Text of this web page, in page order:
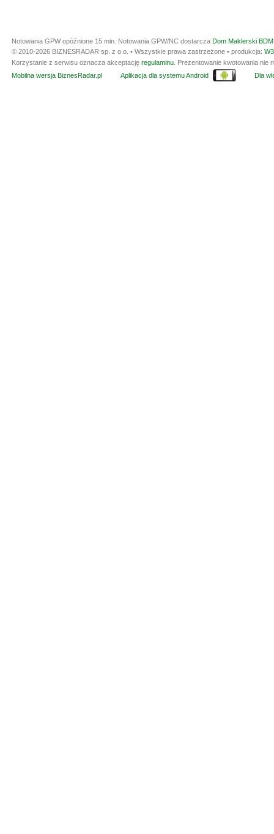
Notowania GPW opóźnione 15 min. Notowania GPW/NC dostarcza Dom Maklerski
© 2010-2026 BIZNESRADAR sp. z o.o. • Wszystkie prawa zastrzeżone • produkcja:
Korzystanie z serwisu oznacza akceptację regulaminu . Prezentowanie kwotowania
Mobilna wersja BiznesRadar.pl
Aplikacja dla systemu Android Dla